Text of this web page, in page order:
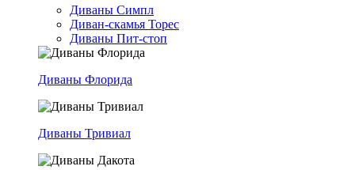
Диваны Симпл
Диван-скамья Торес
Диваны Пит-стоп
Диваны Флорида
Диваны Тривиал